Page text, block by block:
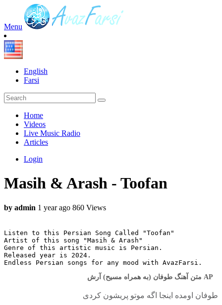
Menu
English
Farsi
Home
Videos
Live Music Radio
Articles
Login
Masih & Arash - Toofan
by admin 1 year ago 860 Views
Listen to this Persian Song Called "Toofan"
Artist of this song "Masih & Arash"
Genre of this artistic music is Persian.
Released year is 2024.
Endless Persian songs for any mood with AvazFarsi.
متن آهنگ طوفان (به همراه مسیح) آرش AP
طوفان اومده اینجا اگه موتو پریشون کردی